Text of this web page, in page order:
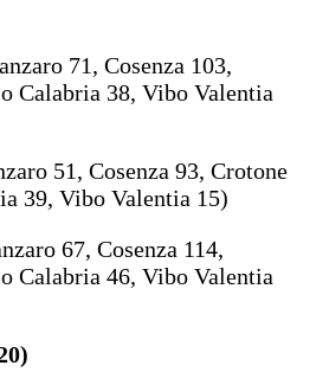
71, Cosenza 103,
Calabria 38, Vibo Valentia
51, Cosenza 93, Crotone
39, Vibo Valentia 15)
67, Cosenza 114,
Calabria 46, Vibo Valentia